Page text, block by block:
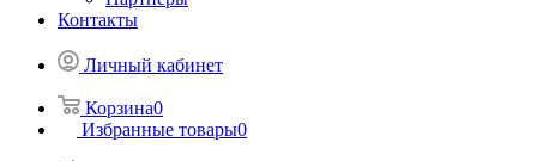
Контакты
Личный кабинет
Корзина0
Избранные товары0